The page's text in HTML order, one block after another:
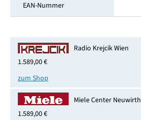
EAN-Nummer
Radio Krejcik Wien
1.589,00 €
zum Shop
Miele Center Neuwirth
1.589,00 €